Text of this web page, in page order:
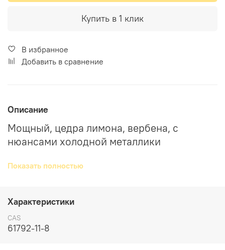
Купить в 1 клик
В избранное
Добавить в сравнение
Описание
Мощный, цедра лимона, вербена, с
нюансами холодной металлики
Lemonile — это синтетическая цитрусовая
более насыщенная и держится намного
дольше, чем натуральное лимонное масло,
поэтому даже небольшое её количество
Показать полностью
Характеристики
CAS
61792-11-8